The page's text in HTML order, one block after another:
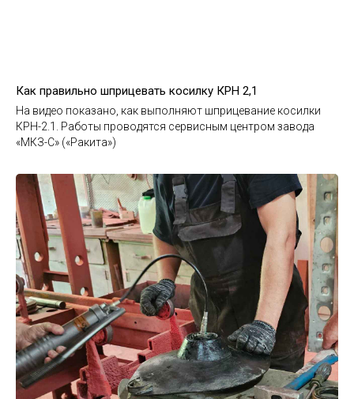
Как правильно шприцевать косилку КРН 2,1
На видео показано, как выполняют шприцевание косилки
КРН-2.1. Работы проводятся сервисным центром завода
«МКЗ-С» («Ракита»)